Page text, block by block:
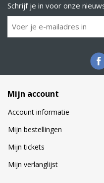
Schrijf je in voor onze
Mijn account
Account informatie
Mijn bestellingen
Mijn tickets
Mijn verlanglijst